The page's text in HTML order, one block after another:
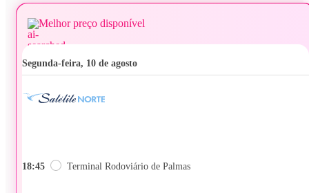
Melhor preço disponível
segunda-feira, 10 de agosto
18:45 Terminal Rodoviário de Palmas